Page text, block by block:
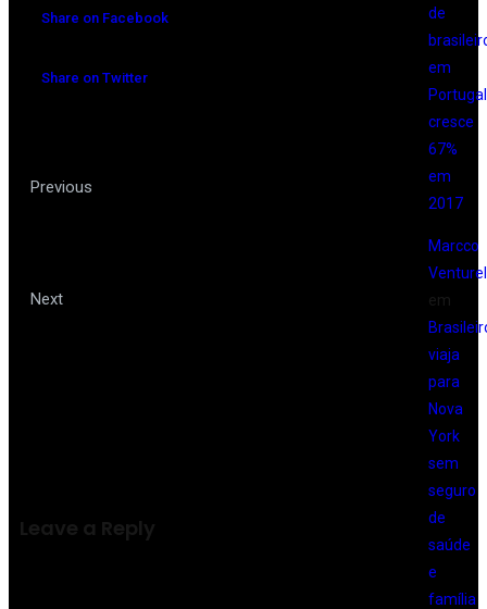
Share on Facebook
Share on Twitter
Previous
Next
Leave a Reply
de
em
Portugal
cresce
67%
em
2017
Marcco
em
viaja
para
Nova
York
sem
seguro
de
saúde
e
família